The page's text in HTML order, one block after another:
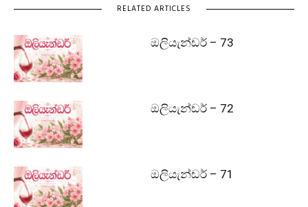
RELATED ARTICLES
ඔලියැන්ඩර් – 73
ඔලියැන්ඩර් – 72
ඔලියැන්ඩර් – 71